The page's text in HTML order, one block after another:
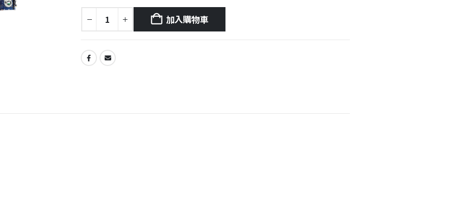
加入購物車